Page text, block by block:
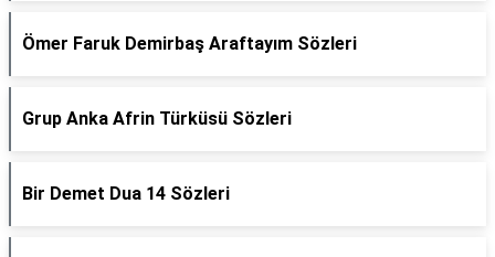
Ömer Faruk Demirbaş Araftayım Sözleri
Grup Anka Afrin Türküsü Sözleri
Bir Demet Dua 14 Sözleri